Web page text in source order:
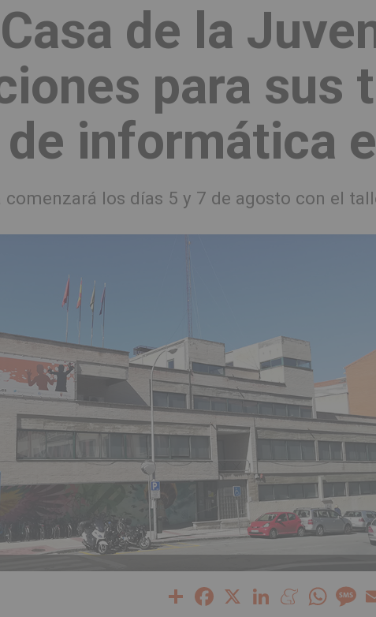
de la
para sus
de informática
comenzará los días 5 y 7 de agosto con el
Share Facebook LinkedInMeneame